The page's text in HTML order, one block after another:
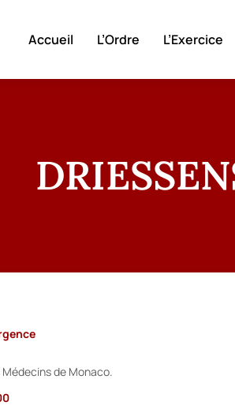
Accueil L’Ordre L’Exercice
de Monaco.